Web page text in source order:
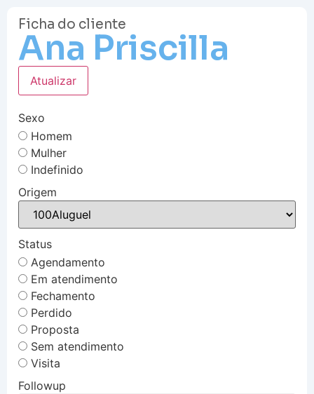
Ficha do cliente
Ana Priscilla
Atualizar
Sexo
Homem
Mulher
Indefinido
Origem
Status
Agendamento
Em atendimento
Fechamento
Perdido
Proposta
Sem atendimento
Visita
Followup